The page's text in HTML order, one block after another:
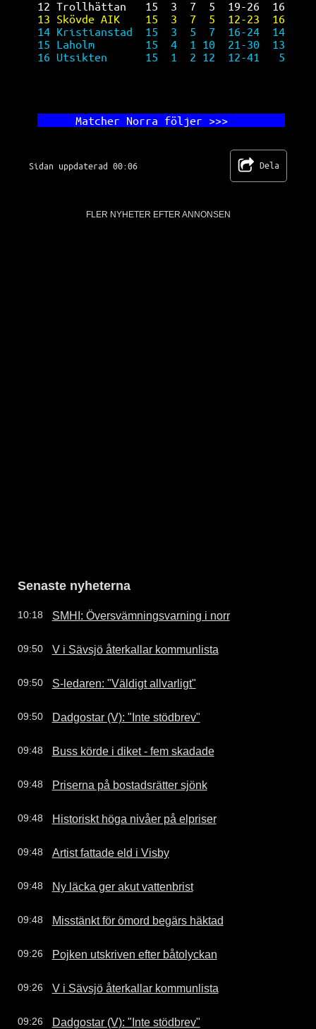
12 Trollhättan   15  3  7  5  19-26  16
13 Skövde AIK    15  3  7  5  12-23  16
14 Kristianstad  15  3  5  7  16-24  14
15 Laholm        15  4  1 10  21-30  13
16 Utsikten      15  1  2 12  12-41   5
      Ma
tcher Norra följer >>>
Sidan uppdaterad 00:06 Dela
FLER NYHETER EFTER ANNONSEN
Senaste nyheterna
10:18 SMHI: Översvämningsvarning i norr
09:50 V i Sävsjö återkallar kommunlista
09:50 S-ledaren: "Väldigt allvarligt"
09:50 Dadgostar (V): "Inte stödbrev"
09:48 Buss körde i diket - fem skadade
09:48 Priserna på bostadsrätter sjönk
09:48 Historiskt höga nivåer på elpriser
09:48 Artist fattade eld i Visby
09:48 Ny läcka ger akut vattenbrist
09:48 Misstänkt för ömord begärs häktad
09:26 Pojken utskriven efter båtolyckan
09:26 V i Sävsjö återkallar kommunlista
09:26 Dadgostar (V): "Inte stödbrev"